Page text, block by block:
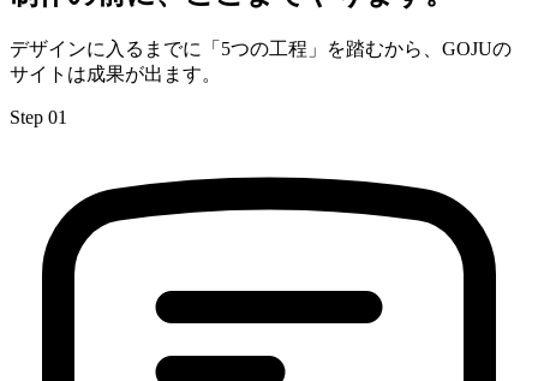
デザインに入るまでに「5つの工程」を踏むから、GOJUの
サイトは成果が出ます。
Step 01